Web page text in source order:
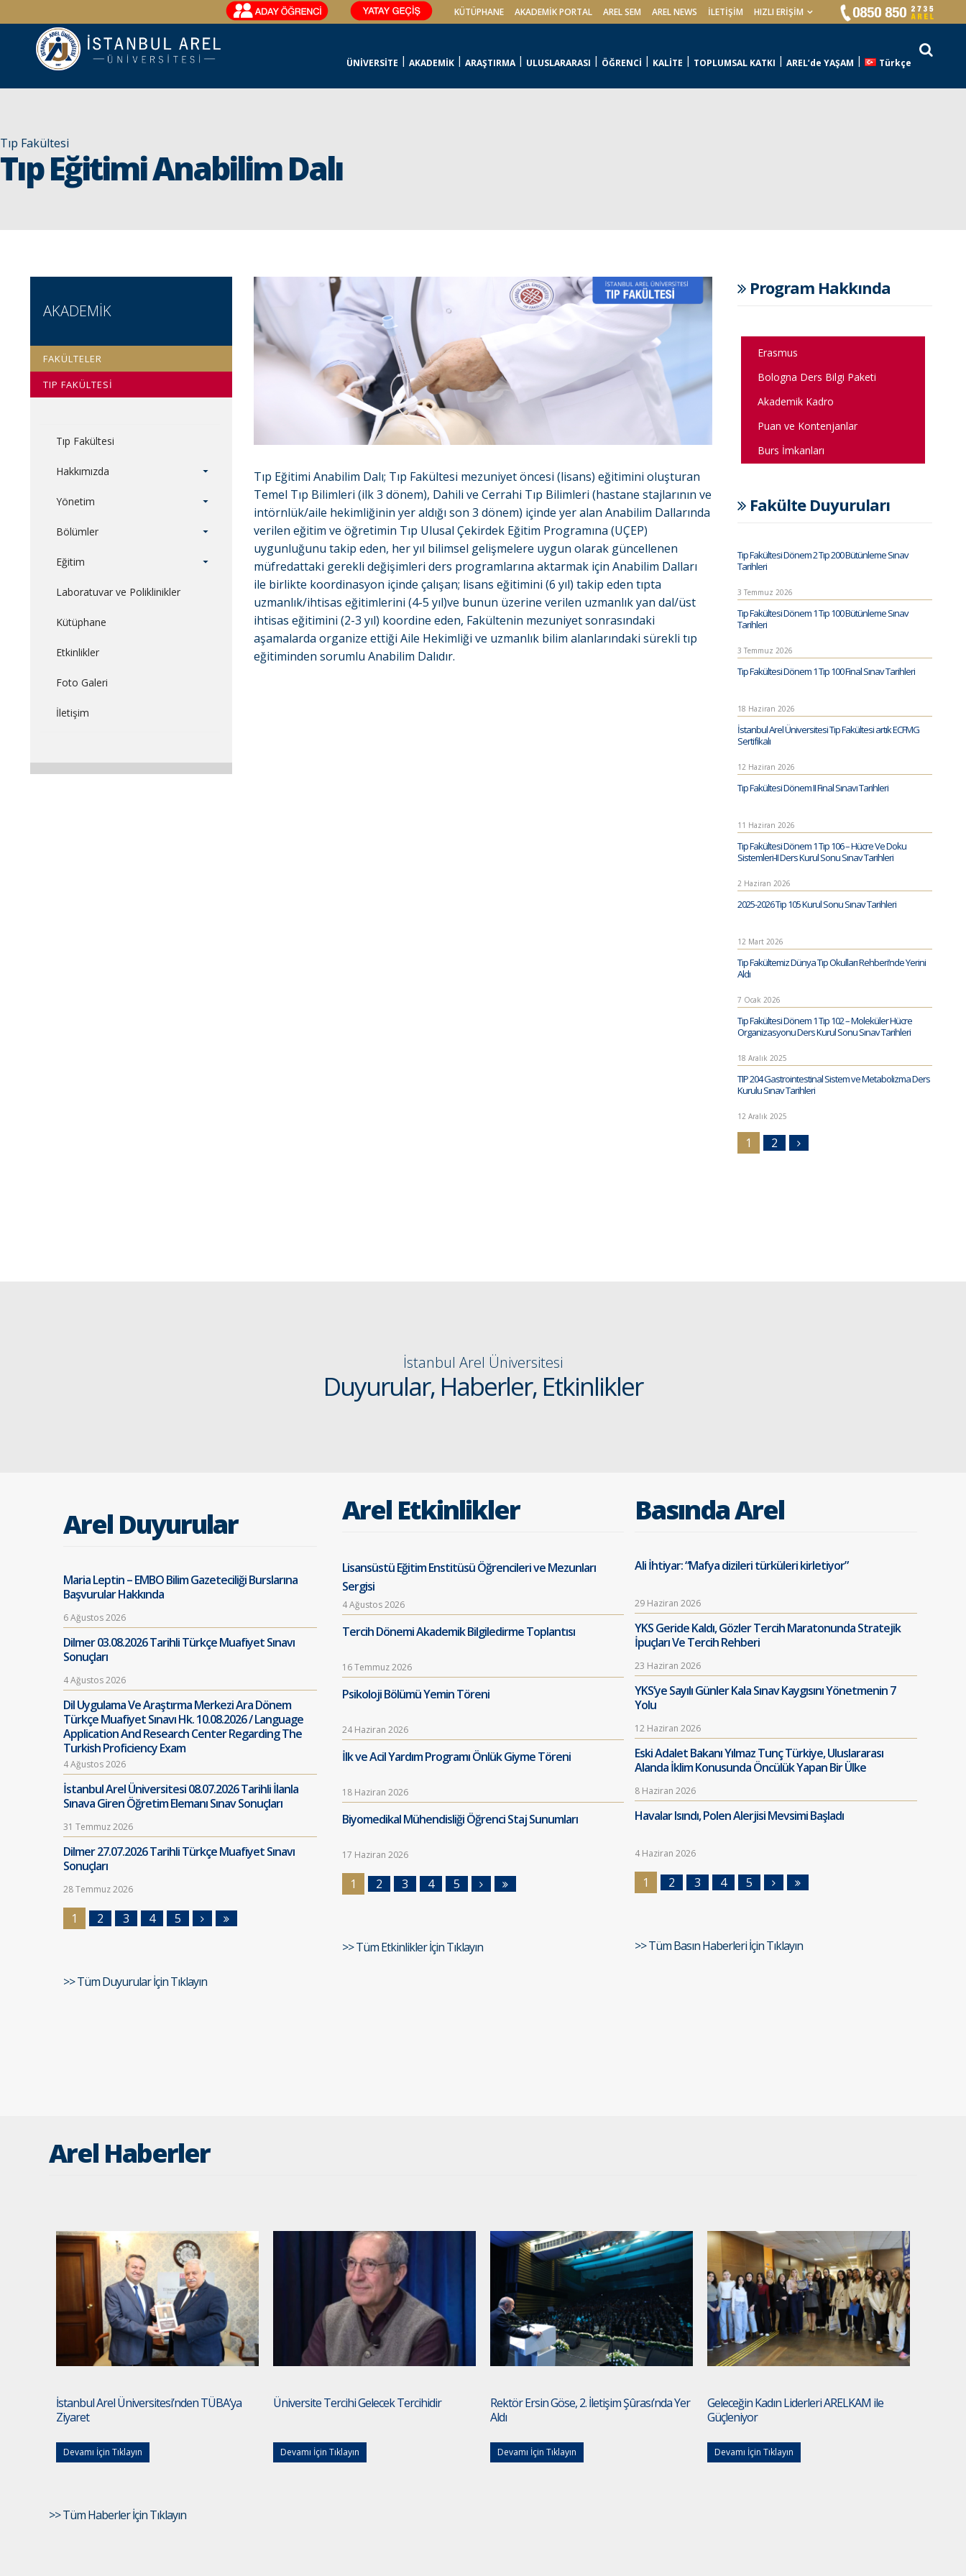
KÜTÜPHANE AKADEMİK PORTAL AREL SEM AREL NEWS İLETIŞIM HIZLI ERİŞİM
ÜNİVERSİTE AKADEMİK ARAŞTIRMA ULUSLARARASI ÖĞRENCİ KALİTE TOPLUMSAL KATKI AREL’de YAŞAM Türkçe
Tıp Fakültesi
Tıp Eğitimi Anabilim Dalı
AKADEMİK
FAKÜLTELER
TIP FAKÜLTESİ
Tıp Fakültesi
Hakkımızda
Yönetim
Bölümler
Eğitim
Laboratuvar ve Poliklinikler
Kütüphane
Etkinlikler
Foto Galeri
İletişim
Tıp Eğitimi Anabilim Dalı; Tıp Fakültesi mezuniyet öncesi (lisans) eğitimini oluşturan
Temel Tıp Bilimleri (ilk 3 dönem), Dahili ve Cerrahi Tıp Bilimleri (hastane stajlarının ve
intörnlük/aile hekimliğinin yer aldığı son 3 dönem) içinde yer alan Anabilim Dallarında
verilen eğitim ve öğretimin Tıp Ulusal Çekirdek Eğitim Programına (UÇEP)
uygunluğunu takip eden, her yıl bilimsel gelişmelere uygun olarak güncellenen
müfredattaki gerekli değişimleri ders programlarına aktarmak için Anabilim Dalları
ile birlikte koordinasyon içinde çalışan; lisans eğitimini (6 yıl) takip eden tıpta
uzmanlık/ihtisas eğitimlerini (4-5 yıl)ve bunun üzerine verilen uzmanlık yan dal/üst
ihtisas eğitimini (2-3 yıl) koordine eden, Fakültenin mezuniyet sonrasındaki
aşamalarda organize ettiği Aile Hekimliği ve uzmanlık bilim alanlarındaki sürekli tıp
eğitiminden sorumlu Anabilim Dalıdır.
Program Hakkında
Erasmus
Bologna Ders Bilgi Paketi
Akademik Kadro
Puan ve Kontenjanlar
Burs İmkanları
Fakülte Duyuruları
Tıp Fakültesi Dönem 2 Tıp 200 Bütünleme Sınav
Tarihleri
3 Temmuz 2026
Tıp Fakültesi Dönem 1 Tıp 100 Bütünleme Sınav
Tarihleri
3 Temmuz 2026
Tıp Fakültesi Dönem 1 Tıp 100 Final Sınav Tarihleri
18 Haziran 2026
İstanbul Arel Üniversitesi Tıp Fakültesi artık ECFMG
Sertifikalı
12 Haziran 2026
Tıp Fakültesi Dönem II Final Sınavı Tarihleri
11 Haziran 2026
Tıp Fakültesi Dönem 1 Tıp 106 – Hücre Ve Doku
Sistemleri-II Ders Kurul Sonu Sınav Tarihleri
2 Haziran 2026
2025-2026 Tıp 105 Kurul Sonu Sınav Tarihleri
12 Mart 2026
Tıp Fakültemiz Dünya Tıp Okulları Rehberi’nde Yerini
Aldı
7 Ocak 2026
Tıp Fakültesi Dönem 1 Tıp 102 – Moleküler Hücre
Organizasyonu Ders Kurul Sonu Sınav Tarihleri
18 Aralık 2025
TIP 204 Gastrointestinal Sistem ve Metabolizma Ders
Kurulu Sınav Tarihleri
12 Aralık 2025
1 2
İstanbul Arel Üniversitesi
Duyurular, Haberler, Etkinlikler
Arel Duyurular
Maria Leptin – EMBO Bilim Gazeteciliği Burslarına
Başvurular Hakkında
6 Ağustos 2026
Dilmer 03.08.2026 Tarihli Türkçe Muafiyet Sınavı
Sonuçları
4 Ağustos 2026
Dil Uygulama Ve Araştırma Merkezi Ara Dönem
Türkçe Muafiyet Sınavı Hk. 10.08.2026 / Language
Application And Research Center Regarding The
Turkish Proficiency Exam
4 Ağustos 2026
İstanbul Arel Üniversitesi 08.07.2026 Tarihli İlanla
Sınava Giren Öğretim Elemanı Sınav Sonuçları
31 Temmuz 2026
Dilmer 27.07.2026 Tarihli Türkçe Muafiyet Sınavı
Sonuçları
28 Temmuz 2026
1 2 3 4 5
>> Tüm Duyurular İçin Tıklayın
Arel Etkinlikler
Lisansüstü Eğitim Enstitüsü Öğrencileri ve Mezunları
Sergisi
4 Ağustos 2026
Tercih Dönemi Akademik Bilgiledirme Toplantısı
16 Temmuz 2026
Psikoloji Bölümü Yemin Töreni
24 Haziran 2026
İlk ve Acil Yardım Programı Önlük Giyme Töreni
18 Haziran 2026
Biyomedikal Mühendisliği Öğrenci Staj Sunumları
17 Haziran 2026
1 2 3 4 5
>> Tüm Etkinlikler İçin Tıklayın
Basında Arel
Ali İhtiyar: “Mafya dizileri türküleri kirletiyor”
29 Haziran 2026
YKS Geride Kaldı, Gözler Tercih Maratonunda Stratejik
İpuçları Ve Tercih Rehberi
23 Haziran 2026
YKS’ye Sayılı Günler Kala Sınav Kaygısını Yönetmenin 7
Yolu
12 Haziran 2026
Eski Adalet Bakanı Yılmaz Tunç Türkiye, Uluslararası
Alanda İklim Konusunda Öncülük Yapan Bir Ülke
8 Haziran 2026
Havalar Isındı, Polen Alerjisi Mevsimi Başladı
4 Haziran 2026
1 2 3 4 5
>> Tüm Basın Haberleri İçin Tıklayın
Arel Haberler
İstanbul Arel Üniversitesi’nden TÜBA’ya
Ziyaret
Devamı İçin Tıklayın
Üniversite Tercihi Gelecek Tercihidir
Devamı İçin Tıklayın
Rektör Ersin Göse, 2. İletişim Şûrası’nda Yer
Aldı
Devamı İçin Tıklayın
Geleceğin Kadın Liderleri ARELKAM ile
Güçleniyor
Devamı İçin Tıklayın
>> Tüm Haberler İçin Tıklayın